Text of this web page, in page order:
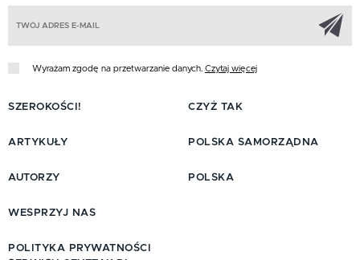
Wyrażam zgodę na przetwarzanie danych. Czytaj więcej
SZEROKOŚCI!
ARTYKUŁY
AUTORZY
CZYŻ TAK
POLSKA SAMORZĄDNA
POLSKA
WESPRZYJ NAS
POLITYKA PRYWATNOŚCI